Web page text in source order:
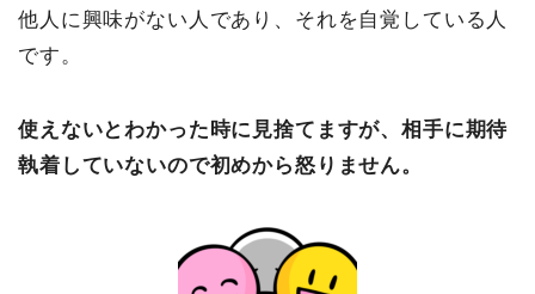
他人に興味がない人であり、それを自覚している人
です。
使えないとわかった時に見捨てますが、相手に期待
執着していないので初めから怒りません。